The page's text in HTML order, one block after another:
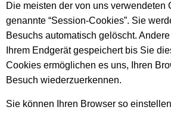
Die meisten der von uns verwendeten
genannte “Session-Cookies”. Sie
Besuchs automatisch gelöscht.
Ihrem Endgerät gespeichert bis Sie
Cookies ermöglichen es uns, Ihren
Besuch wiederzuerkennen.
Sie können Ihren Browser so